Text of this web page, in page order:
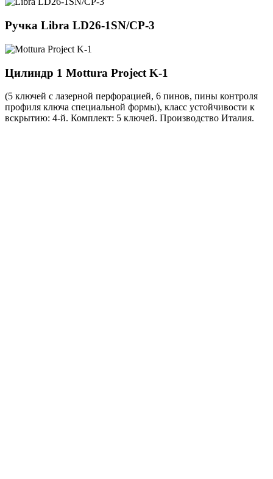
Ручка Libra LD26-1SN/CP-3
Цилиндр 1 Mottura Project K-1
(5 ключей с лазерной перфорацией, 6 пинов, пины контроля
профиля ключа специальной формы), класс устойчивости к
вскрытию: 4-й. Комплект: 5 ключей. Производство Италия.